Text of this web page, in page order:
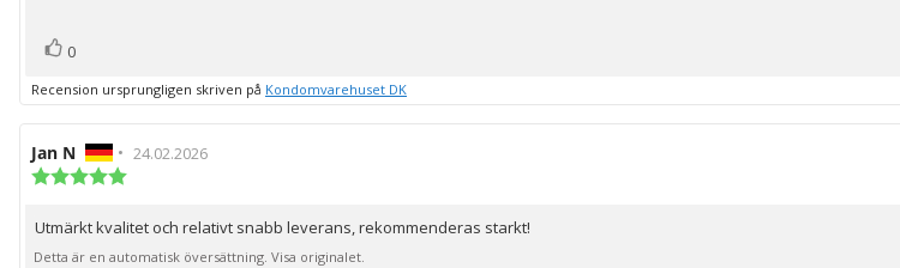
Rösta
0
Recension ursprungligen skriven på Kondomvarehuset DK
Recensionsförfattare:
Jan N • Recensionsdatum:
24.02.2026
5
stjärnor
Recensionstext:
Utmärkt kvalitet och relativt snabb leverans, rekommenderas starkt!
Detta är en automatisk översättning. Visa originalet.